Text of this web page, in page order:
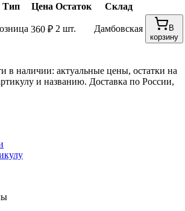
Тип Цена Остаток
Склад
360 ₽ 2 шт. Дамбовская
В
корзину
в наличии: актуальные цены, остатки на
и названию. Доставка по России,